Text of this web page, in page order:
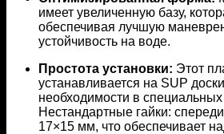
имеет увеличенную базу,
обеспечивая лучшую
устойчивость на воде.
Простота установки: Этот
устанавливается на SUP
необходимости в
Нестандартные гайки:
17×15 мм, что обеспечивает